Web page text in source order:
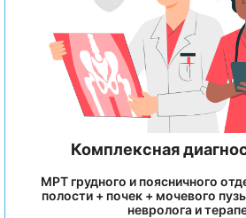
Комплексная
МРТ грудного и поясничного
полости + почек + мочевого
невролога и